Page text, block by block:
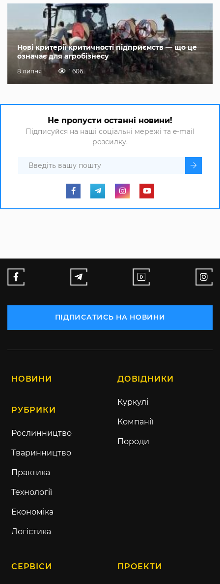
Нові критерії критичності підприємств — що це
означає для агробізнесу
8 липня 1 606
Не пропусти останні новини!
Підписуйся на наші соціальні мережі та e-mail
розсилку.
ПІДПИСАТИСЬ НА НОВИНИ
НОВИНИ
РУБРИКИ
Рослинництво
Тваринництво
Практика
Технології
Економіка
Логістика
ДОВІДНИКИ
Куркулі
Компанії
Породи
СЕРВІСИ ПРОЕКТИ